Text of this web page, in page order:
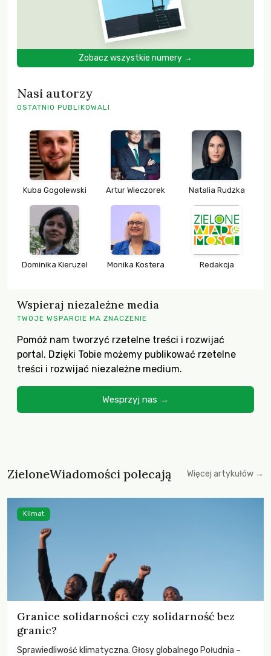
Zobacz wszystkie numery →
Nasi autorzy
OSTATNIO PUBLIKOWALI
Kuba Gogolewski Artur Wieczorek Natalia Rudzka
Dominika Kieruzel Monika Kostera Redakcja
Wspieraj niezależne media
TWOJE WSPARCIE MA ZNACZENIE
Pomóż nam tworzyć rzetelne treści i rozwijać
portal. Dzięki Tobie możemy publikować rzetelne
treści i rozwijać niezależne medium.
Wesprzyj nas →
ZieloneWiadomości polecają Więcej artykułów →
Granice solidarności czy solidarność bez
granic?
Sprawiedliwość klimatyczna. Głosy globalnego Południa –
Klimat